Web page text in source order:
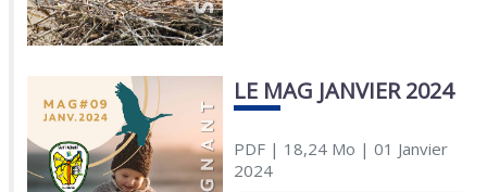
LE MAG JANVIER 2024
PDF| 18,24 Mo | 01 Janvier
2024